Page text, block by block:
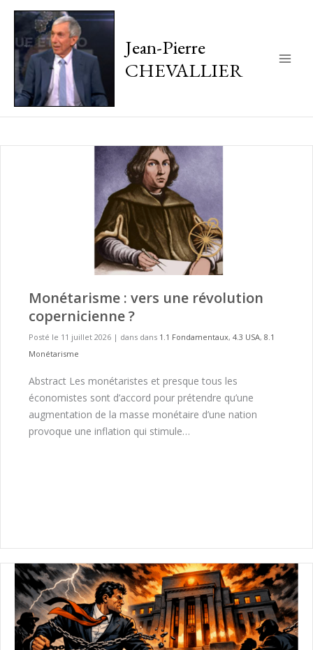
Jean-Pierre
CHEVALLIER
Monétarisme : vers une révolution
copernicienne ?
Posté le 11 juillet 2026 | dans dans 1.1 Fondamentaux, 4.3 USA, 8.1
Monétarisme
Abstract Les monétaristes et presque tous les
économistes sont d’accord pour prétendre qu’une
augmentation de la masse monétaire d’une nation
provoque une inflation qui stimule…